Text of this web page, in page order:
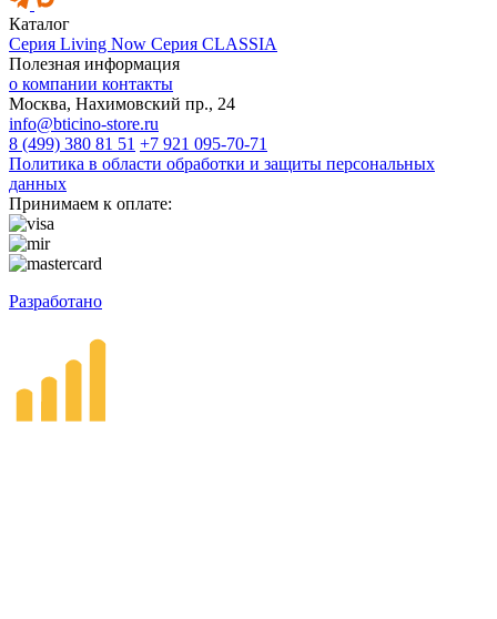
Каталог
Серия Living Now Серия CLASSIA
Полезная информация
о компании контакты
Москва, Нахимовский пр., 24
info@bticino-store.ru
8 (499) 380 81 51 +7 921 095-70-71
Политика в области обработки и защиты персональных
данных
Принимаем к оплате:
Разработано